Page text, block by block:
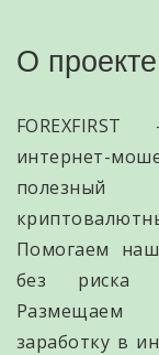
О проекте
интернет-
полезный
Помогаем
без риска
Размещаем
заработку в